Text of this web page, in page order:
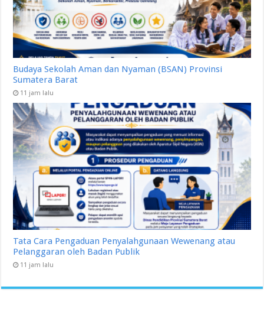
Budaya Sekolah Aman dan Nyaman (BSAN) Provinsi
Sumatera Barat
11 jam lalu
Tata Cara Pengaduan Penyalahgunaan Wewenang atau
Pelanggaran oleh Badan Publik
11 jam lalu